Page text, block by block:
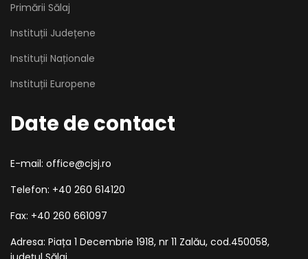
Primării Sălaj
Instituții Județene
Instituții Naționale
Instituții Europene
Date de contact
E-mail: office@cjsj.ro
Telefon: +40 260 614120
Fax: +40 260 661097
Adresa: Piața 1 Decembrie 1918, nr 11 Zalău, cod.450058,